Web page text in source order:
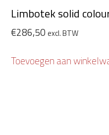
Limbotek solid
€286,50 excl. BTW
Toevoegen aan